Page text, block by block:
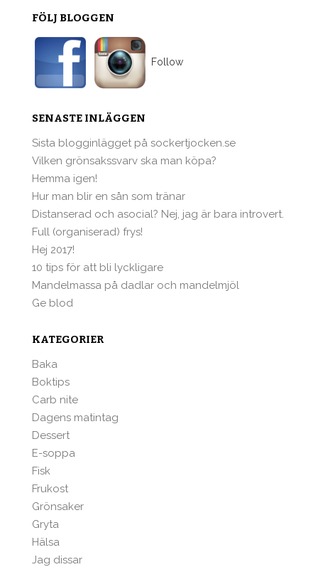
FÖLJ BLOGGEN
Follow
SENASTE INLÄGGEN
Sista blogginlägget på sockertjocken.se
Vilken grönsakssvarv ska man köpa?
Hemma igen!
Hur man blir en sån som tränar
Distanserad och asocial? Nej, jag är bara introvert.
Full (organiserad) frys!
Hej 2017!
10 tips för att bli lyckligare
Mandelmassa på dadlar och mandelmjöl
Ge blod
KATEGORIER
Baka
Boktips
Carb nite
Dagens matintag
Dessert
E-soppa
Fisk
Frukost
Grönsaker
Gryta
Hälsa
Jag dissar